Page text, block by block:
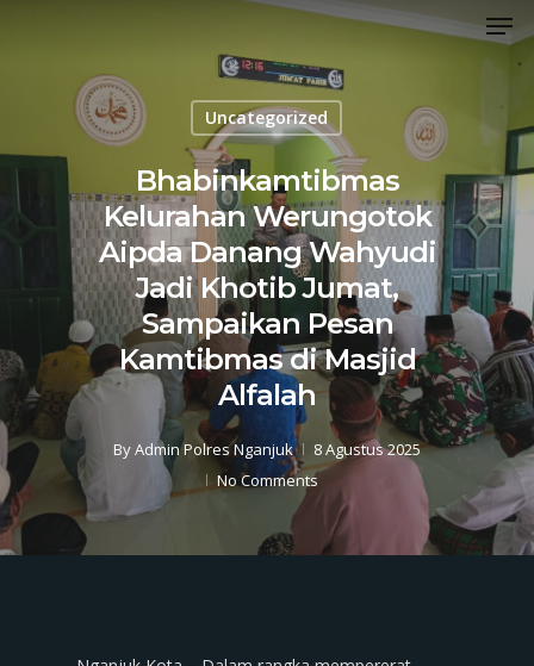
Uncategorized
Bhabinkamtibmas
Kelurahan Werungotok
Aipda Danang Wahyudi
Jadi Khotib Jumat,
Sampaikan Pesan
Kamtibmas di Masjid
Alfalah
ByAdmin Polres Nganjuk
8 Agustus 2025
No Comments